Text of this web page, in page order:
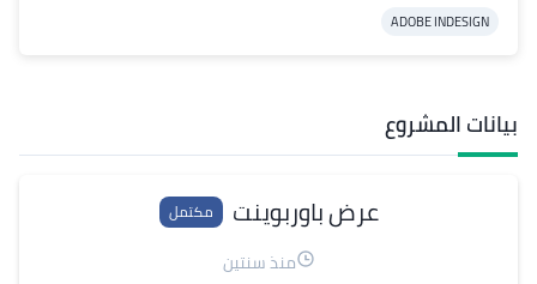
ADOBE INDESIGN
بيانات المشروع
عرض باوربوينت مكتمل
منذ سنتين